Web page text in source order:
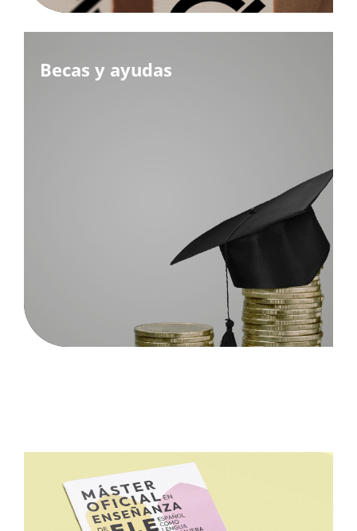
Becas y ayudas